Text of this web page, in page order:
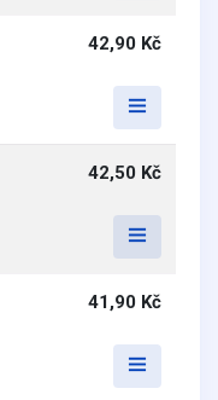
42,90 Kč
42,50 Kč
41,90 Kč